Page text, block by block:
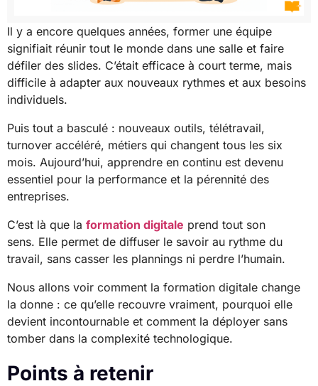
Il y a encore quelques années, former une équipe
signifiait réunir tout le monde dans une salle et faire
défiler des slides. C’était efficace à court terme, mais
difficile à adapter aux nouveaux rythmes et aux besoins
individuels.
Puis tout a basculé : nouveaux outils, télétravail,
turnover accéléré, métiers qui changent tous les six
mois. Aujourd’hui, apprendre en continu est devenu
essentiel pour la performance et la pérennité des
entreprises.
C’est là que la formation digitale prend tout son
sens. Elle permet de diffuser le savoir au rythme du
travail, sans casser les plannings ni perdre l’humain.
Nous allons voir comment la formation digitale change
la donne : ce qu’elle recouvre vraiment, pourquoi elle
devient incontournable et comment la déployer sans
tomber dans la complexité technologique.
Points à retenir